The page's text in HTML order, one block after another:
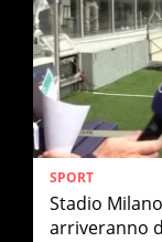
SPORT
Stadio
arriveranno